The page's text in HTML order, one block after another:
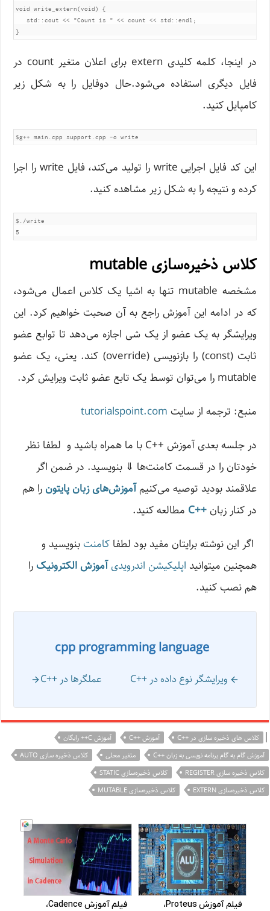
void write_extern(void) {
   std::cout << "Count is " << count << std::endl;
در اینجا، کلمه کلیدی extern برای اعلان متغیر count در
فایل دیگری استفاده می‌شود.حال دوفایل را به شکل زیر
کامپایل کنید.
این کد فایل اجرایی write را تولید می‌کند، فایل write را اجرا
کرده و نتیجه را به شکل زیر مشاهده کنید.
$./write
5
کلاس ذخیره‌سازی mutable
مشخصه mutable تنها به اشیا یک کلاس اعمال می‌شود،
که در ادامه این آموزش راجع به آن صحبت خواهیم کرد. این
ویرایشگر به یک عضو از یک شی اجازه می‌دهد تا توابع عضو
ثابت (const) را بازنویسی (override) کند. یعنی، یک عضو
mutable را می‌توان توسط یک تابع عضو ثابت ویرایش کرد.
منبع: ترجمه از سایت tutorialspoint.com
در جلسه بعدی آموزش ++C با ما همراه باشید و لطفا نظر
خودتان را در قسمت کامنت‌ها ⇓ بنویسید. در ضمن اگر
علاقمند بودید توصیه ‌می‌کنیم آموزش‌های زبان پایتون را هم
در کنار زبان++C مطالعه کنید.
اگر این نوشته‌ برایتان مفید بود لطفاکامنت بنویسید و
همچنین میتوانید اپلیکیشن اندرویدیآموزش الکترونیک را
هم نصب کنید.
cpp programming language
ویرایشگر نوع داده در ++C عملگرها در ++C
| کلاس های ذخیره سازی در ++C آموزش ++C
آموزش C++ رایگان
آموزش گام به گام برنامه نویسی به زبان ++C
متغیر محلی
کلاس ذخیره سازی AUTO
کلاس ذخیره سازی REGISTER
کلاس ذخیره‌سازی STATIC
کلاس ذخیره‌سازی EXTERN
کلاس ذخیره‌سازی MUTABLE